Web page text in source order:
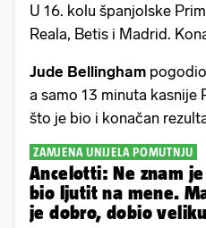
U 16. kolu španjolske
Reala, Betis i Madrid.
Jude Bellingham
a samo 13 minuta kasnije
što je bio i konačan
ZAMJENA UNIJELA POMUTNJU
Ancelotti: Ne znam
bio ljutit na mene.
je dobro, dobio